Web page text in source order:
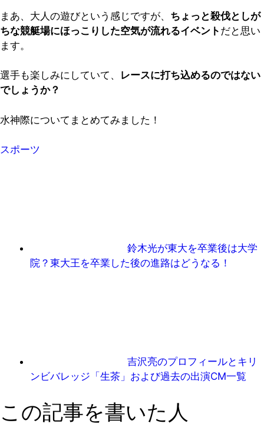
まあ、大人の遊びという感じですが、 ちょっと殺伐としが
ちな競艇場にほっこりした空気が流れるイベント だと思い
ます。
選手も楽しみにしていて、 レースに打ち込めるのではない
でしょうか？
水神際についてまとめてみました！
スポーツ
鈴木光が東大を卒業後は大学
院？東大王を卒業した後の進路はどうなる！
吉沢亮のプロフィールとキリ
ンビバレッジ「生茶」および過去の出演CM一覧
この記事を書いた人